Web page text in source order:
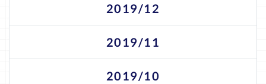
2019/12
2019/11
2019/10